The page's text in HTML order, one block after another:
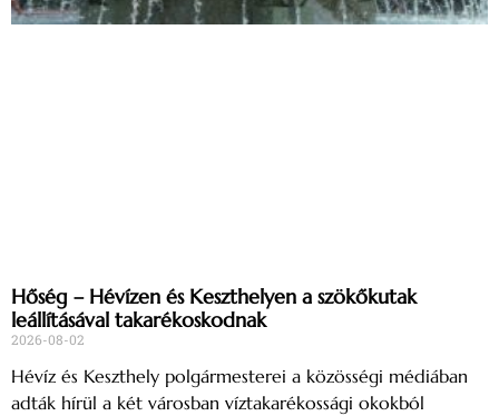
Hőség – Hévízen és Keszthelyen a szökőkutak
leállításával takarékoskodnak
2026-08-02
Hévíz és Keszthely polgármesterei a közösségi médiában
adták hírül a két városban víztakarékossági okokból